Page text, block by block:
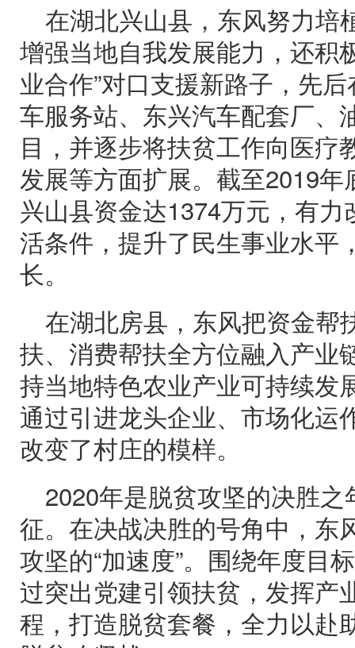
在湖北兴山县，东风努力培
增强当地自我发展能力，还积
业合作”对口支援新路子，先
车服务站、东兴汽车配套厂、
目，并逐步将扶贫工作向医疗
发展等方面扩展。截至2019
兴山县资金达1374万元，有
活条件，提升了民生事业水平
长。
在湖北房县，东风把资金帮
扶、消费帮扶全方位融入产业
持当地特色农业产业可持续发
通过引进龙头企业、市场化运
改变了村庄的模样。
2020年是脱贫攻坚的决胜
征。在决战决胜的号角中，东
攻坚的“加速度”。围绕年度目
过突出党建引领扶贫，发挥产
程，打造脱贫套餐，全力以赴